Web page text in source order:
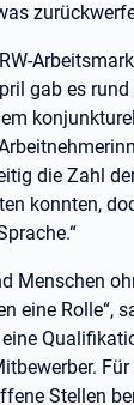
gab es
die Zahl
konnten,
Menschen
eine Rolle“,
Stellen